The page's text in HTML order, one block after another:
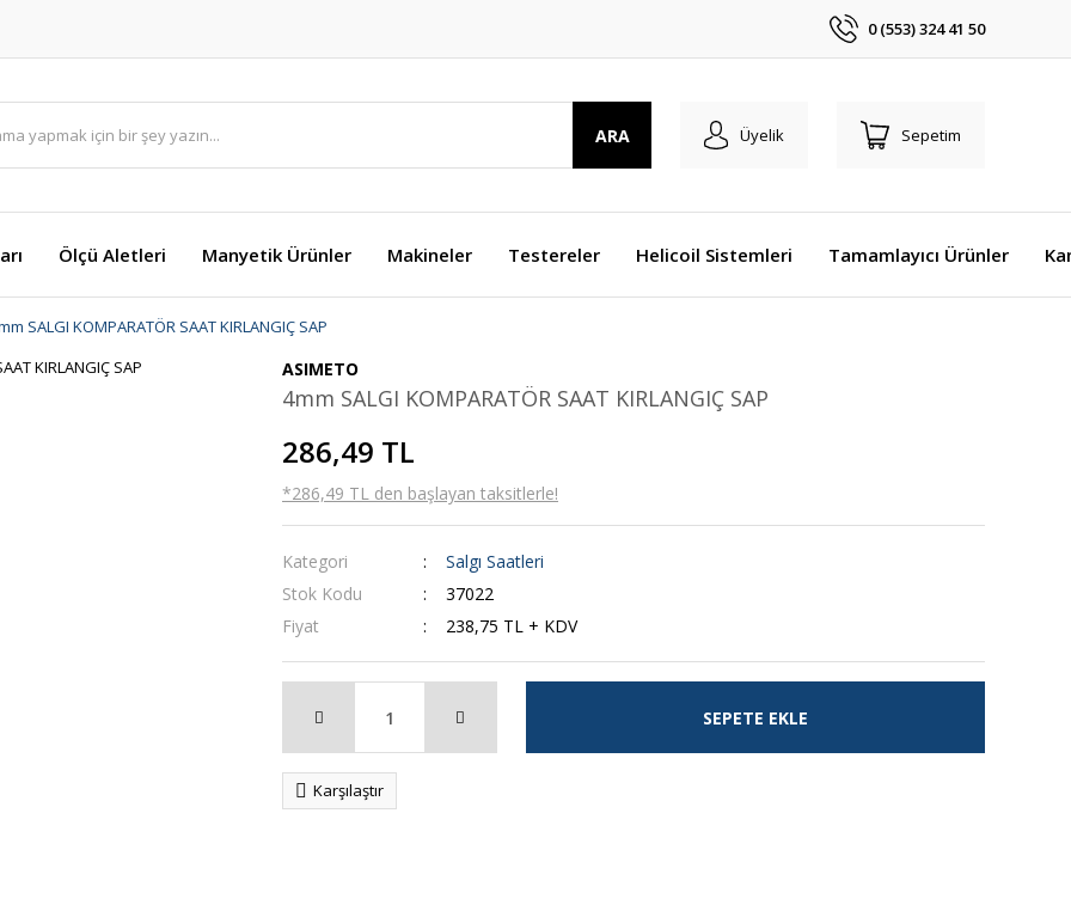
0 (553) 324 41 50
ARA Üyelik Sepetim
Ölçü Aletleri Manyetik Ürünler Makineler Testereler Helicoil Sistemleri Tamamlayıcı Ürünler
SALGI KOMPARATÖR SAAT KIRLANGIÇ SAP
ASIMETO
4mm SALGI KOMPARATÖR SAAT KIRLANGIÇ SAP
286,49 TL
*286,49 TL den başlayan taksitlerle!
Kategori
Salgı Saatleri
Stok Kodu
37022
Fiyat
238,75 TL + KDV
SEPETE EKLE
Karşılaştır